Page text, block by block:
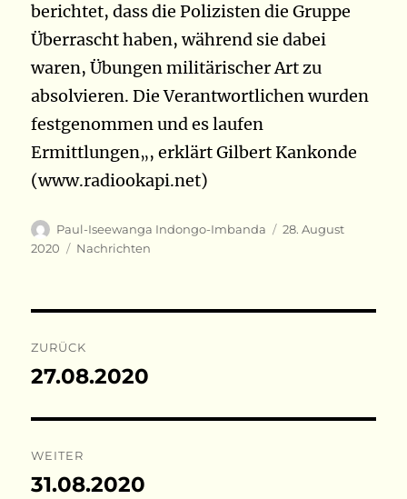
berichtet, dass die Polizisten die Gruppe
Überrascht haben, während sie dabei
waren, Übungen militärischer Art zu
absolvieren. Die Verantwortlichen wurden
festgenommen und es laufen
Ermittlungen„, erklärt Gilbert Kankonde
(www.radiookapi.net)
Autor
Paul-Iseewanga Indongo-Imbanda
Veröffentlicht
28. August
2020
Kategorien
Nachrichten
ZURÜCK
Vorheriger
27.08.2020
WEITER
Nächster
31.08.2020